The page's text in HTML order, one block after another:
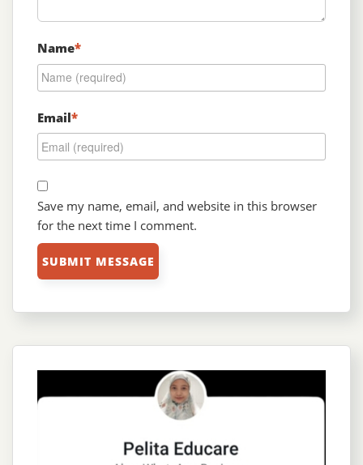
Name*
Email*
Save my name, email, and website in this browser
for the next time I comment.